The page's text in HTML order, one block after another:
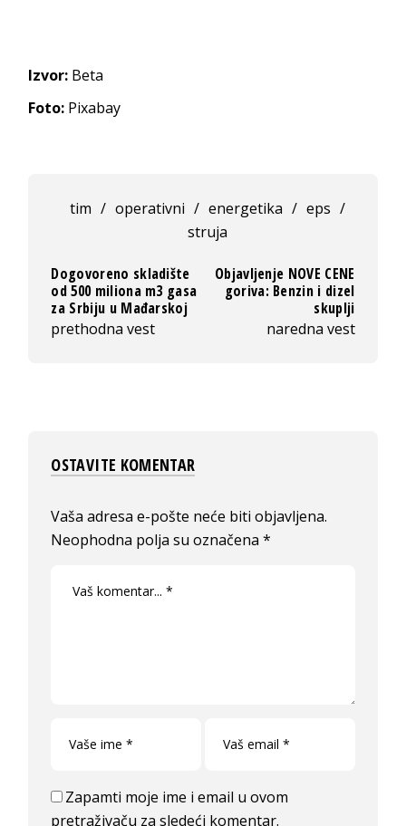
Izvor: Beta
Foto: Pixabay
tim / operativni / energetika / eps /
struja
Dogovoreno skladište
od 500 miliona m3 gasa
za Srbiju u Mađarskoj
prethodna vest
Objavljenje NOVE CENE
goriva: Benzin i dizel
skuplji
naredna vest
OSTAVITE KOMENTAR
Vaša adresa e-pošte neće biti objavljena.
Neophodna polja su označena*
Zapamti moje ime i email u ovom
pretraživaču za sledeći komentar.